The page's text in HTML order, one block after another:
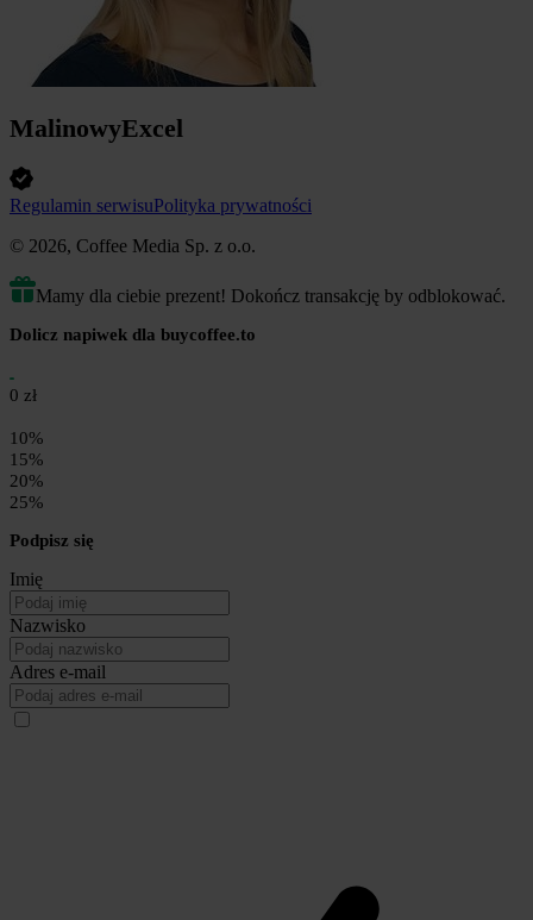
MalinowyExcel
Regulamin serwisuPolityka prywatności
© 2026, Coffee Media Sp. z o.o.
Mamy dla ciebie prezent! Dokończ transakcję by odblokować.
Dolicz napiwek dla buycoffee.to
0 zł
10%
15%
20%
25%
Podpisz się
Imię
Nazwisko
Adres e-mail